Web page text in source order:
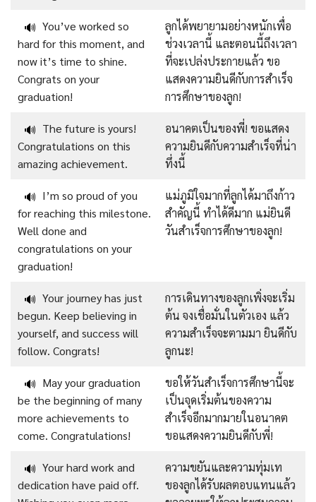
🔊 You’ve worked so
hard for this moment, and
now it’s time to shine.
Congrats on your
graduation!
ลูกได้พยายามอย่างหนักเพื่อ
ช่วงเวลานี้ และตอนนี้ถึงเวลา
ที่จะเปล่งประกายแล้ว ขอ
แสดงความยินดีกับการสำเร็จ
การศึกษาของลูก!
🔊 The future is yours!
Congratulations on this
amazing achievement.
อนาคตเป็นของพี่! ขอแสดง
ความยินดีกับความสำเร็จที่น่า
ทึ่งนี้
🔊 I’m so proud of you
for reaching this milestone.
Well done and
congratulations on your
graduation!
แม่ภูมิใจมากที่ลูกได้มาถึงก้าว
สำคัญนี้ ทำได้ดีมาก แม่ยินดี
วันสำเร็จการศึกษาของลูก!
🔊 Your journey has just
begun. Keep believing in
yourself, and success will
follow. Congrats!
การเดินทางของลูกเพิ่งจะเริ่ม
ต้น จงเชื่อมั่นในตัวเอง แล้ว
ความสำเร็จจะตามมา ยินดีกับ
ลูกนะ!
🔊 May your graduation
be the beginning of many
more achievements to
come. Congratulations!
ขอให้วันสำเร็จการศึกษานี้จะ
เป็นจุดเริ่มต้นของความ
สำเร็จอีกมากมายในอนาคต
ขอแสดงความยินดีกับพี่!
🔊 Your hard work and
dedication have paid off.
ความขยันและความทุ่มเท
ของลูกได้รับผลตอบแทนแล้ว